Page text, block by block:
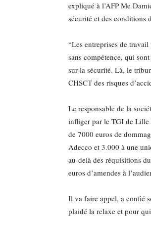
expliqué à l’AFP Me
sécurité et des conditions
“Les entreprises de
sans compétence, qui
sur la sécurité. Là, le
CHSCT des risques
Le responsable de la
infliger par le TGI de Lille
de 7000 euros de
Adecco et 3.000 à une
au-delà des réquisitions
euros d’amendes à
Il va faire appel, a confié
plaidé la relaxe et pour